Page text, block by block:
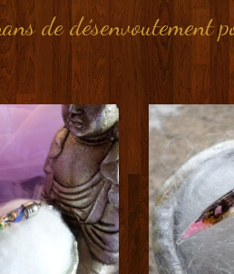
de désenvoutement